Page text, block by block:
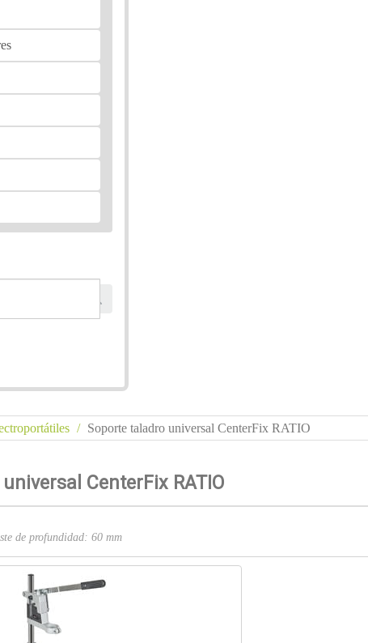
Soporte taladro universal CenterFix RATIO
CenterFix RATIO
de profundidad: 60 mm